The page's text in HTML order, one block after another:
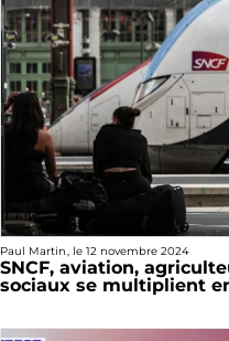
Paul Martin, le 12 novembre 2024
SNCF, aviation,
sociaux se multiplient